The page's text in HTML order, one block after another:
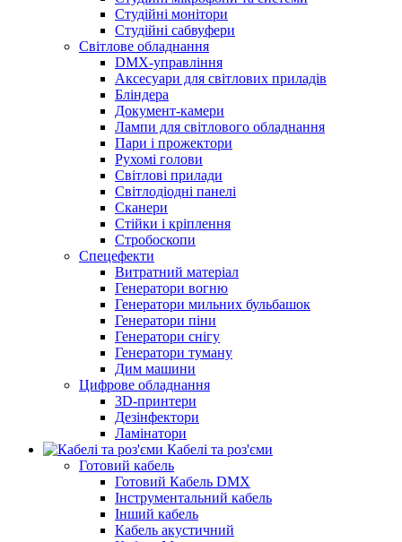
Студійні монітори
Студійні сабвуфери
Світлове обладнання
DMX-управління
Аксесуари для світлових приладів
Бліндера
Документ-камери
Лампи для світлового обладнання
Пари і прожектори
Рухомі голови
Світлові прилади
Світлодіодні панелі
Сканери
Стійки і кріплення
Стробоскопи
Спецефекти
Витратний матеріал
Генератори вогню
Генератори мильних бульбашок
Генератори піни
Генератори снігу
Генератори туману
Дим машини
Цифрове обладнання
3D-принтери
Дезінфектори
Ламінатори
Кабелі та роз'єми
Готовий кабель
Готовий Кабель DMX
Інструментальний кабель
Інший кабель
Кабель акустичний